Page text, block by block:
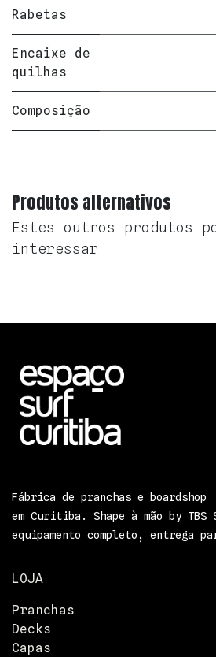
Rabetas
Encaixe de
quilhas
Composição
Produtos alternativos
Estes outros produtos
interessar
Fábrica de pranchas e boardshop
em Curitiba. Shape à mão by TBS
equipamento completo, entrega
LOJA
Pranchas
Decks
Capas